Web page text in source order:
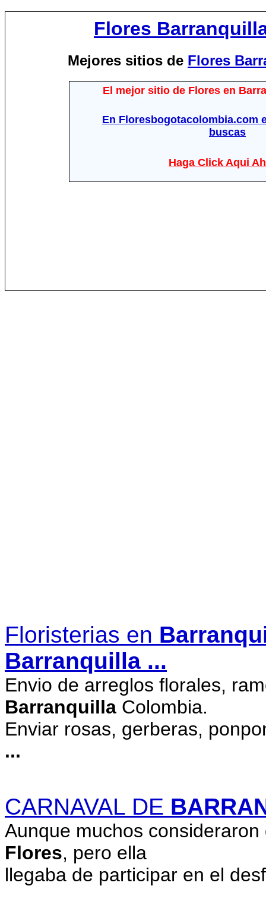
Flores
Mejores sitios de Flores
El mejor sitio de Flores en
En Floresbogotacolombia.com
buscas
Haga Click Aqui
Floristerias en
Barranquilla ...
Envio de arreglos florales,
Barranquilla Colombia.
Enviar rosas, gerberas,
...
CARNAVAL DE
Aunque muchos
Flores, pero ella
llegaba de participar en el